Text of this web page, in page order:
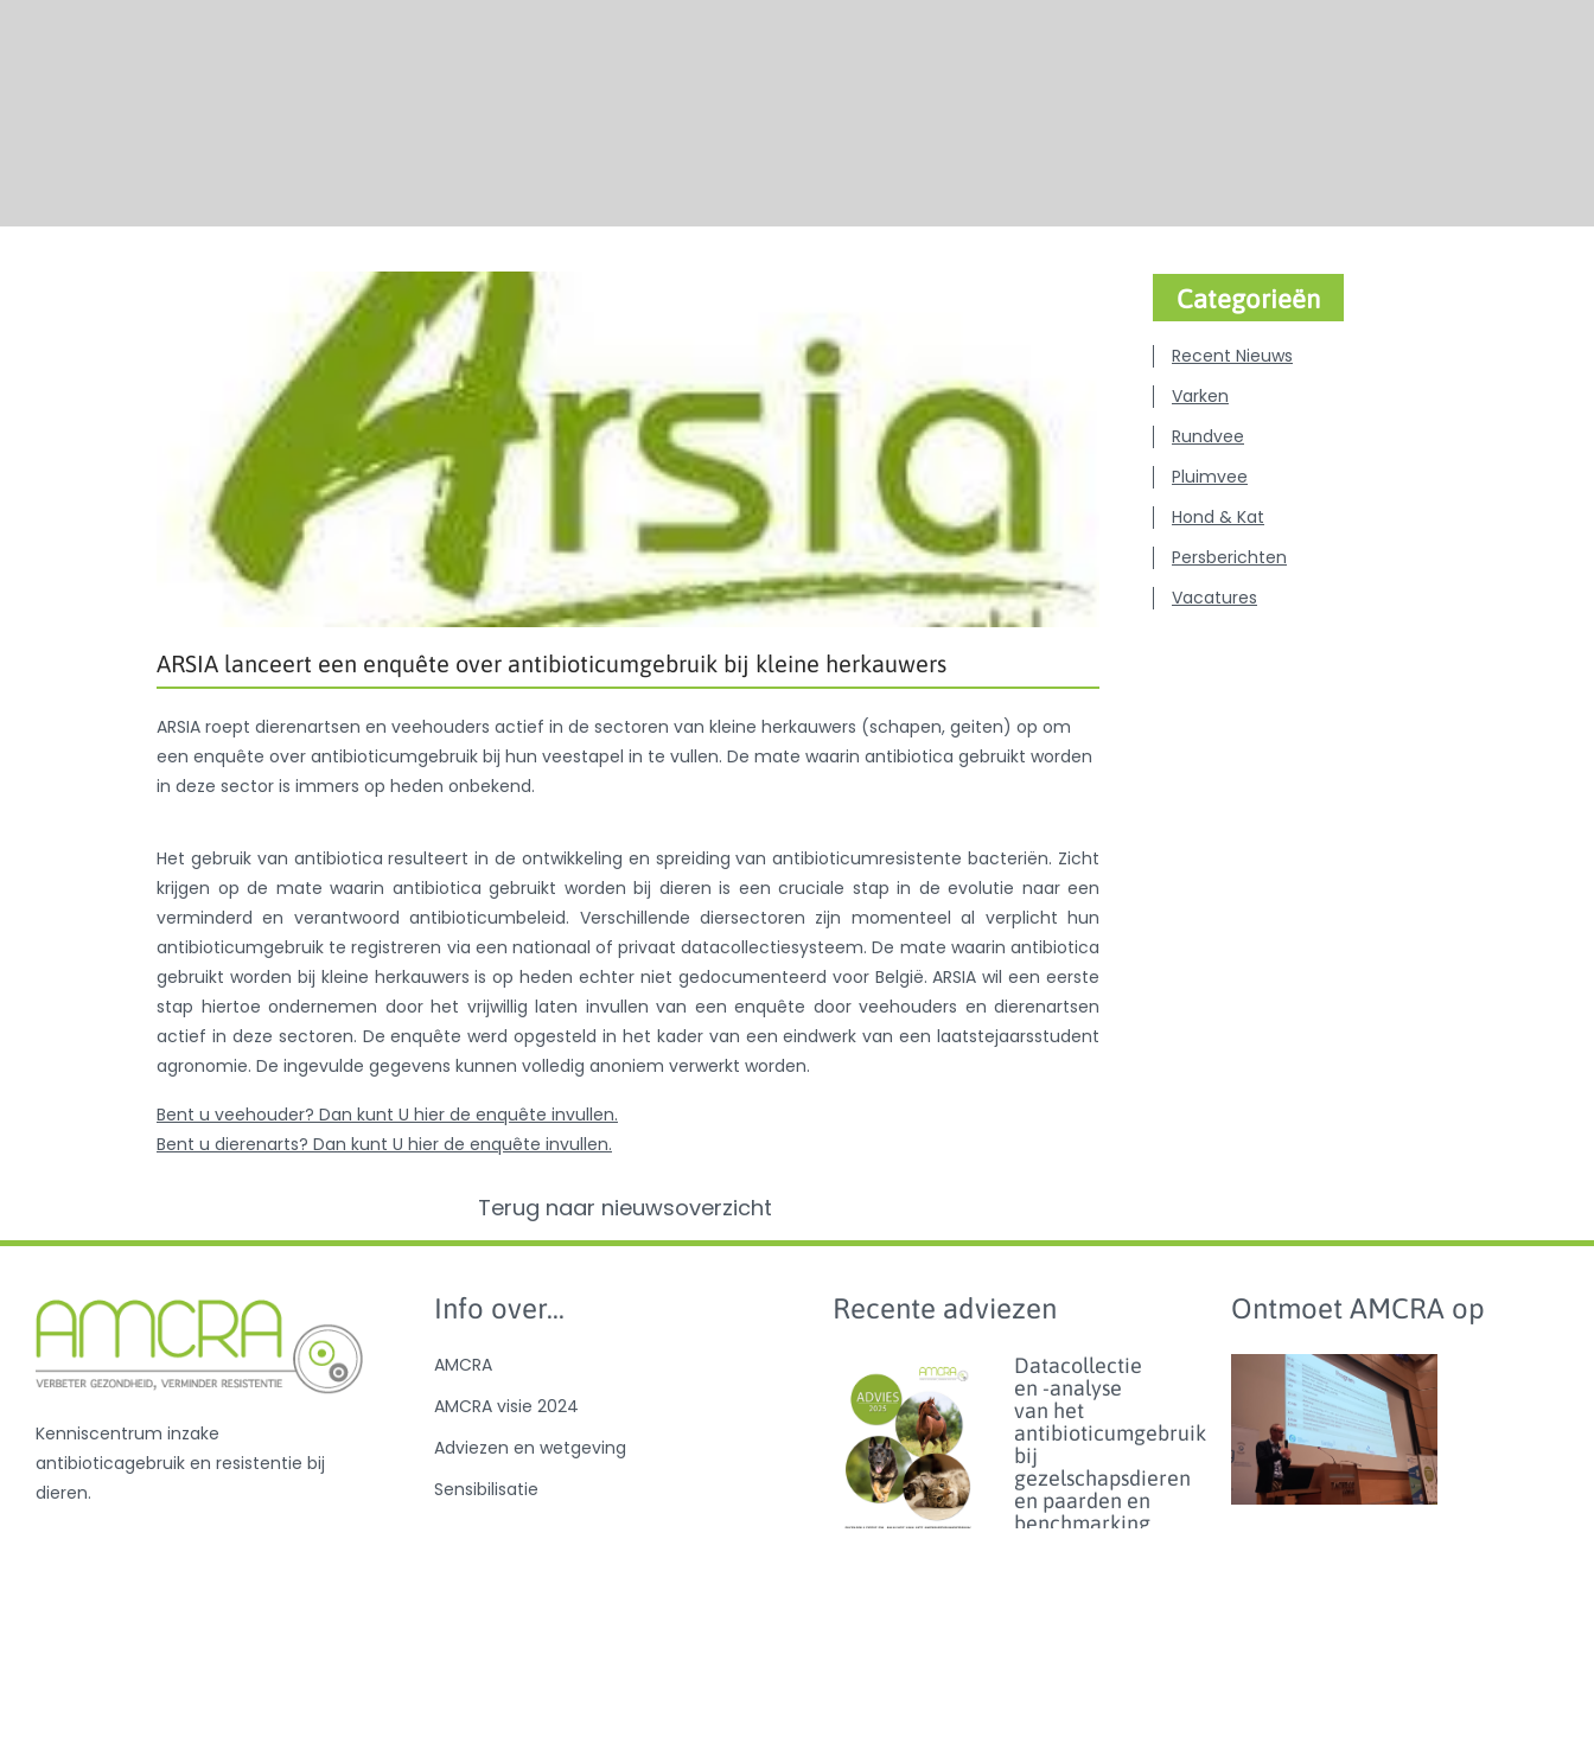
ARSIA lanceert een enquête over antibioticumgebruik bij kleine herkauwers
ARSIA roept dierenartsen en veehouders actief in de sectoren van kleine herkauwers (schapen, geiten) op om
een enquête over antibioticumgebruik bij hun veestapel in te vullen. De mate waarin antibiotica gebruikt worden
in deze sector is immers op heden onbekend.
Het gebruik van antibiotica resulteert in de ontwikkeling en spreiding van antibioticumresistente bacteriën. Zicht
krijgen op de mate waarin antibiotica gebruikt worden bij dieren is een cruciale stap in de evolutie naar een
verminderd en verantwoord antibioticumbeleid. Verschillende diersectoren zijn momenteel al verplicht hun
antibioticumgebruik te registreren via een nationaal of privaat datacollectiesysteem. De mate waarin antibiotica
gebruikt worden bij kleine herkauwers is op heden echter niet gedocumenteerd voor België. ARSIA wil een eerste
stap hiertoe ondernemen door het vrijwillig laten invullen van een enquête door veehouders en dierenartsen
actief in deze sectoren. De enquête werd opgesteld in het kader van een eindwerk van een laatstejaarsstudent
agronomie. De ingevulde gegevens kunnen volledig anoniem verwerkt worden.
Bent u veehouder? Dan kunt U hier de enquête invullen.
Bent u dierenarts? Dan kunt U hier de enquête invullen.
Terug naar nieuwsoverzicht
Categorieën
Recent Nieuws
Varken
Rundvee
Pluimvee
Hond & Kat
Persberichten
Vacatures
Kenniscentrum inzake
antibioticagebruik en resistentie bij
dieren.
Info over...
AMCRA
AMCRA visie 2024
Adviezen en wetgeving
Sensibilisatie
Recente adviezen
Datacollectie
en -analyse
van het
antibioticumgebruik
bij
gezelschapsdieren
en paarden en
benchmarking
Ontmoet AMCRA op